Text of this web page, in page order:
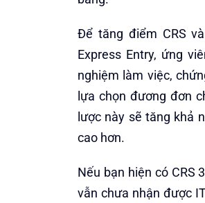
Để tăng điểm CRS
Express Entry, ứng
nghiệm làm việc,
lựa chọn đương đơn
lược này sẽ tăng khả
cao hơn.
Nếu bạn hiện có CRS
vẫn chưa nhận được